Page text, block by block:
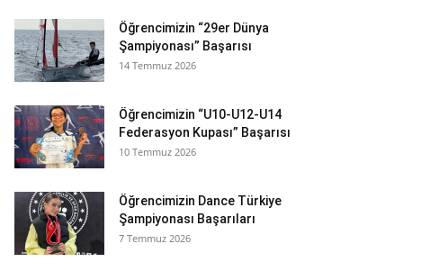
Öğrencimizin “29er Dünya
Şampiyonası” Başarısı
14 Temmuz 2026
Öğrencimizin “U10-U12-U14
Federasyon Kupası” Başarısı
10 Temmuz 2026
Öğrencimizin Dance Türkiye
Şampiyonası Başarıları
7 Temmuz 2026